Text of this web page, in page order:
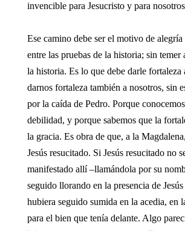
invencible para Jesucristo y para
Ese camino debe ser el motivo de alegría
entre las pruebas de la historia; sin temer
la historia. Es lo que debe darle fortaleza
darnos fortaleza también a nosotros, sin
por la caída de Pedro. Porque
debilidad, y porque sabemos que la
la gracia. Es obra de que, a la
Jesús resucitado. Si Jesús resucitado no
manifestado allí –llamándola por su
seguido llorando en la presencia de
hubiera seguido sumida en la acedia, en
para el bien que tenía delante. Algo